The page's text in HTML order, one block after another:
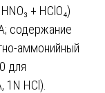
+ HClO₄)
содержание
аммонийный
для
HCl).